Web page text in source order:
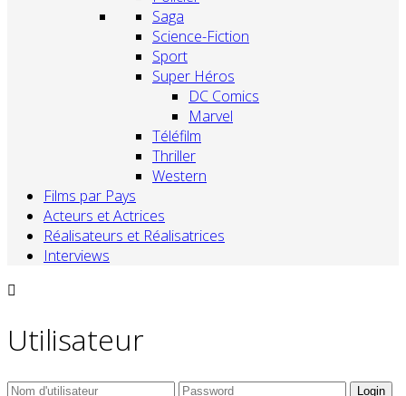
Saga
Science-Fiction
Sport
Super Héros
DC Comics
Marvel
Téléfilm
Thriller
Western
Films par Pays
Acteurs et Actrices
Réalisateurs et Réalisatrices
Interviews
Utilisateur